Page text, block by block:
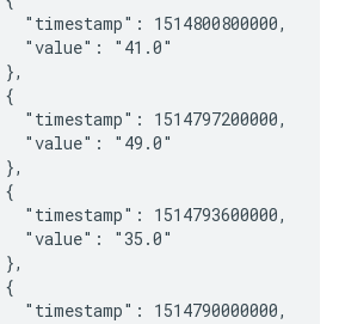
"timestamp": 1514800800000,
"value": "41.0"
{
"timestamp": 1514797200000,
"value": "49.0"
{
"timestamp": 1514793600000,
"value": "35.0"
{
"timestamp": 1514790000000,